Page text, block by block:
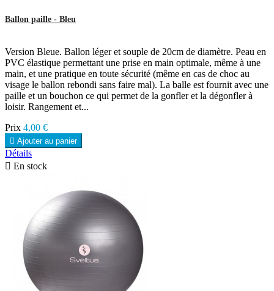
Ballon paille - Bleu
Version Bleue. Ballon léger et souple de 20cm de diamètre. Peau en
PVC élastique permettant une prise en main optimale, même à une
main, et une pratique en toute sécurité (même en cas de choc au
visage le ballon rebondi sans faire mal). La balle est fournit avec une
paille et un bouchon ce qui permet de la gonfler et la dégonfler à
loisir. Rangement et...
Prix 4,00 €
 Ajouter au panier
Détails
 En stock